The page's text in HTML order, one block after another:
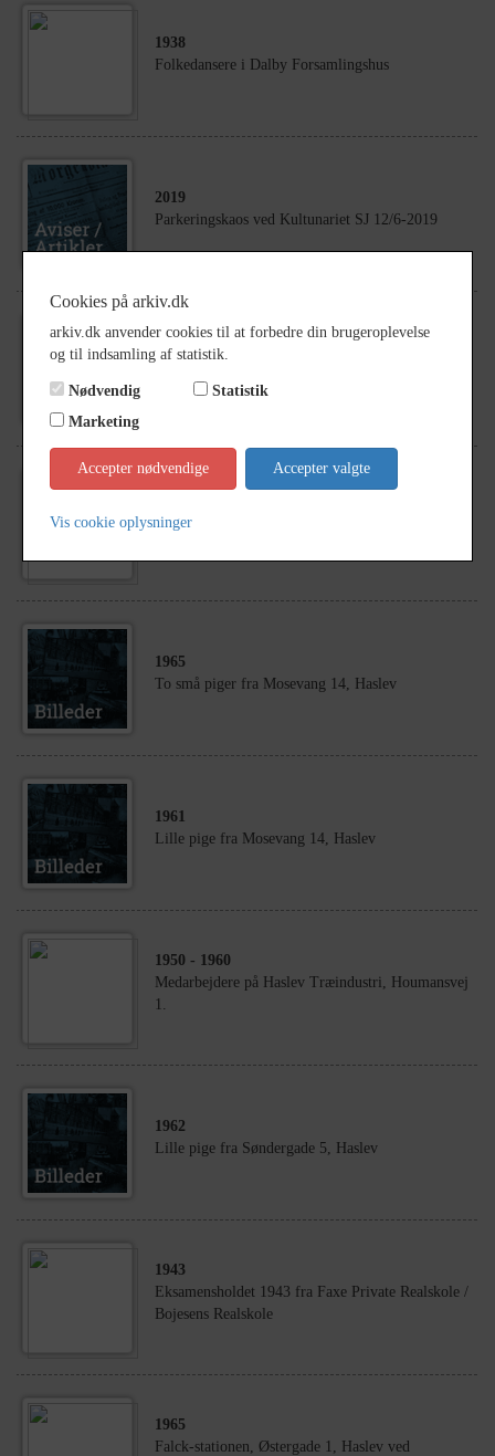
1938
Folkedansere i Dalby Forsamlingshus
2019
Parkeringskaos ved Kultunariet SJ 12/6-2019
1945- 1955
Dyrskueudvalg. Siddende fra venstre: Vilhelm
Bringgård, Førslev, Jens Jensen, Kohavegård...
DUI, ca. 1922
1965
To små piger fra Mosevang 14, Haslev
1961
Lille pige fra Mosevang 14, Haslev
1950 - 1960
Medarbejdere på Haslev Træindustri, Houmansvej
1.
1962
Lille pige fra Søndergade 5, Haslev
1943
Eksamensholdet 1943 fra Faxe Private Realskole /
Bojesens Realskole
1965
Falck-stationen, Østergade 1, Haslev ved
Cookies på arkiv.dk
arkiv.dk anvender cookies til at forbedre din brugeroplevelse
og til indsamling af statistik.
Nødvendig
Statistik
Marketing
Accepter nødvendige Accepter valgte
Vis cookie oplysninger